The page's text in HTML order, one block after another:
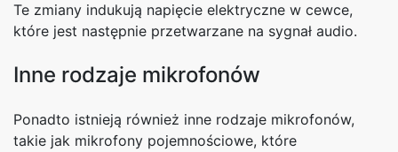
Te zmiany indukują napięcie elektryczne w cewce,
które jest następnie przetwarzane na sygnał audio.
Inne rodzaje mikrofonów
Ponadto istnieją również inne rodzaje mikrofonów,
takie jak mikrofony pojemnościowe, które